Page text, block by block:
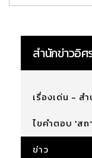
สำนักข่าวอิศ
เรื่องเด่น - ส
ไขคำตอบ 'ส
ข่าว